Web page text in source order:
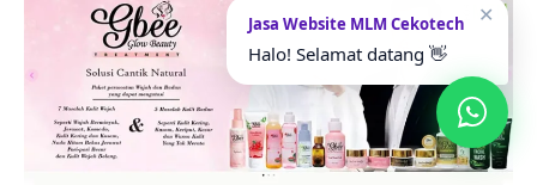
✕
Jasa Website MLM Cekotech
Halo! Selamat datang 👋